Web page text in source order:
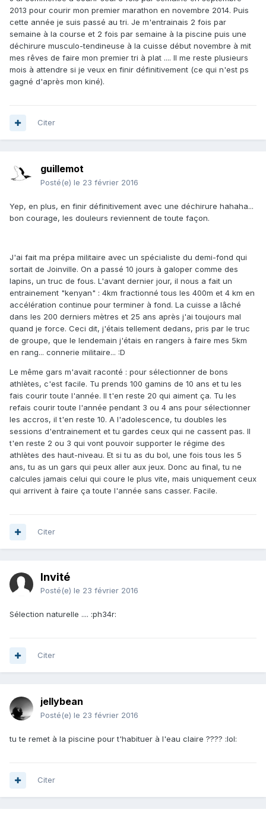
2013 pour courir mon premier marathon en novembre 2014. Puis
cette année je suis passé au tri. Je m'entrainais 2 fois par
semaine à la course et 2 fois par semaine à la piscine puis une
déchirure musculo-tendineuse à la cuisse début novembre à mit
mes rêves de faire mon premier tri à plat .... Il me reste plusieurs
mois à attendre si je veux en finir définitivement (ce qui n'est ps
gagné d'après mon kiné).
Citer
guillemot
Posté(e) le 23 février 2016
Yep, en plus, en finir définitivement avec une déchirure hahaha...
bon courage, les douleurs reviennent de toute façon.
J'ai fait ma prépa militaire avec un spécialiste du demi-fond qui
sortait de Joinville. On a passé 10 jours à galoper comme des
lapins, un truc de fous. L'avant dernier jour, il nous a fait un
entrainement "kenyan" : 4km fractionné tous les 400m et 4 km en
accélération continue pour terminer à fond. La cuisse a lâché
dans les 200 derniers mètres et 25 ans après j'ai toujours mal
quand je force. Ceci dit, j'étais tellement dedans, pris par le truc
de groupe, que le lendemain j'étais en rangers à faire mes 5km
en rang... connerie militaire... :D
Le même gars m'avait raconté : pour sélectionner de bons
athlètes, c'est facile. Tu prends 100 gamins de 10 ans et tu les
fais courir toute l'année. Il t'en reste 20 qui aiment ça. Tu les
refais courir toute l'année pendant 3 ou 4 ans pour sélectionner
les accros, il t'en reste 10. A l'adolescence, tu doubles les
sessions d'entrainement et tu gardes ceux qui ne cassent pas. Il
t'en reste 2 ou 3 qui vont pouvoir supporter le régime des
athlètes des haut-niveau. Et si tu as du bol, une fois tous les 5
ans, tu as un gars qui peux aller aux jeux. Donc au final, tu ne
calcules jamais celui qui coure le plus vite, mais uniquement ceux
qui arrivent à faire ça toute l'année sans casser. Facile.
Citer
Invité
Posté(e) le 23 février 2016
Sélection naturelle .... :ph34r:
Citer
jellybean
Posté(e) le 23 février 2016
tu te remet à la piscine pour t'habituer à l'eau claire ???? :lol:
Citer